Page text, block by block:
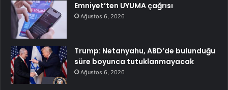
Emniyet’ten UYUMA çağrısı
Ağustos 6, 2026
Trump: Netanyahu, ABD’de bulunduğu
süre boyunca tutuklanmayacak
Ağustos 6, 2026